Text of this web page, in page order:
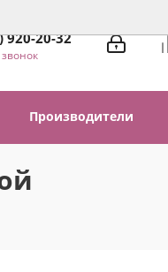
920-20-32
Производители